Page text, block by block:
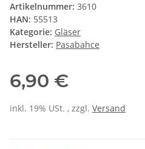
Artikelnummer: 3610
HAN: 55513
Kategorie: Gläser
Hersteller: Pasabahce
6,90 €
inkl. 19% USt. , zzgl. Versand